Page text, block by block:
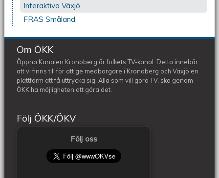
Interaktiva Växjö
FRAS Småland
Om ÖKK
Öppna Kanalen Kronoberg är folkets TV-kanal. Detta innebär
att vi finns till för att ge medborgare i Kronoberg och Växjö en
plattform att få uttrycka sig. Alla som vill göra TV, ska genom
ÖKK ha möjligheten att göra det.
Följ ÖKK/ÖKV
Följ oss